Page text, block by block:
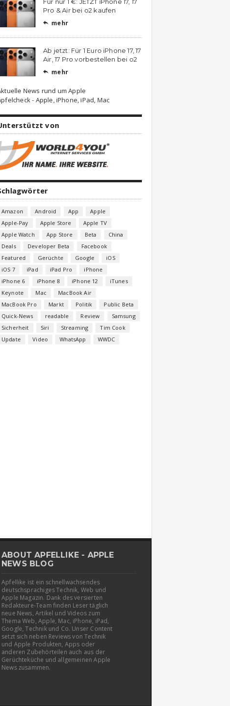
Pro & Air bei o2 kaufen
 mehr
Ab jetzt: Für 1 Euro iPhone 17, 17
Air, 17 Pro vorbestellen bei o2
 mehr
News rund um Apple
- Apple, iPhone, iPad, Mac
von
Amazon Android App
Apple
Apple-Pay
Apple Store
Apple TV
Apple Watch
App Store Beta
China
Deals
Developer Beta
Facebook
Featured
Gerüchte Google
iOS
iOS 7
iPad iPad Pro
iPhone
iPhone 6
iPhone 8 iPhone 12
iTunes
Keynote
Mac
MacBook Air
MacBook Pro
Markt Politik
Public Beta
Quick-News
readable Review
Samsung
Sicherheit
Siri Streaming
Tim Cook
Update
Video WhatsApp WWDC
ABOUT APFELLIKE - APPLE
NEWS BLOG
Apfellike ist ein schnellwachsendes
deutschsprachiges Technik, Web und
Apple Magazin. Dank des versierten
Redakteure-Team finden Leser täglich
neue News, Artikel und Videos zum
Thema Web, Apple, Mac, iPhone, iPad,
Google, Technik und Co. Unser Content
setzt sich neben Reviews von Technik
und Apple Produkten, Apps oder
anderen Zubehörteilen auch aus der
Gerüchteküche und allgemeinen Apple
News zusammen.